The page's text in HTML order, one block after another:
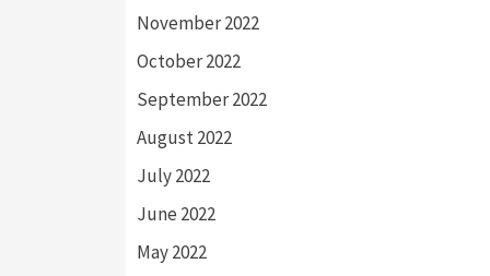
November 2022
October 2022
September 2022
August 2022
July 2022
June 2022
May 2022